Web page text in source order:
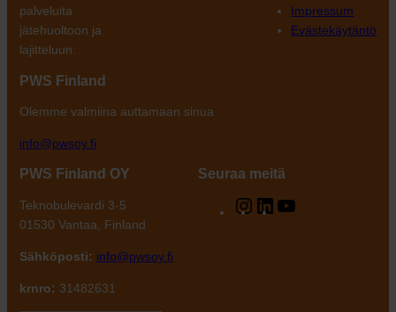
palveluita
jätehuoltoon ja
lajitteluun.
Impressum
Evästekäytäntö
PWS Finland
Olemme valmiina auttamaan sinua
info@pwsoy.fi
PWS Finland OY
Teknobulevardi 3-5
01530 Vantaa, Finland
Sähköposti: info@pwsoy.fi
krnro: 31482631
Seuraa meitä
Instagram
LinkedIn